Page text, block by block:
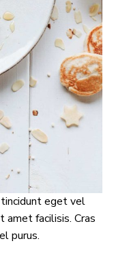
eget vel
amet facilisis. Cras
purus.